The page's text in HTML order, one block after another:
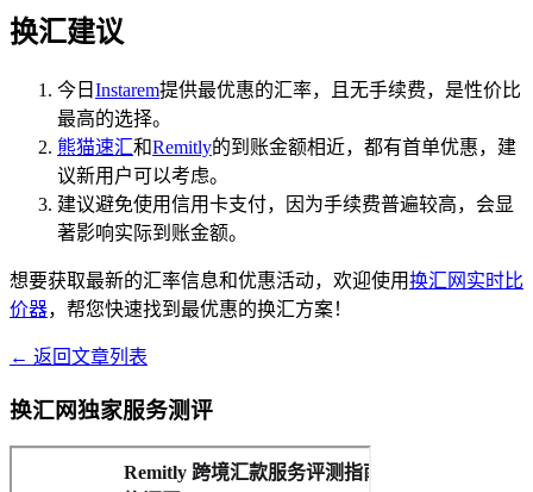
换汇建议
今日 Instarem提供最优惠的汇率，且无手续费，是性价比
最高的选择。
熊猫速汇和Remitly的到账金额相近，都有首单优惠，建
议新用户可以考虑。
建议避免使用信用卡支付，因为手续费普遍较高，会显
著影响实际到账金额。
想要获取最新的汇率信息和优惠活动，欢迎使用换汇网实时比
价器，帮您快速找到最优惠的换汇方案！
← 返回文章列表
换汇网独家服务测评